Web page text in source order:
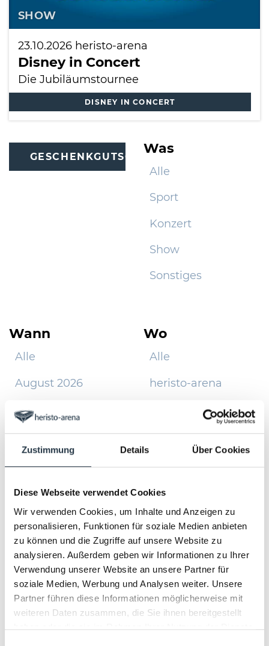
Zustimmung Details Über Cookies
Diese Webseite verwendet Cookies
Wir verwenden Cookies, um Inhalte und Anzeigen zu
personalisieren, Funktionen für soziale Medien anbieten
zu können und die Zugriffe auf unsere Website zu
analysieren. Außerdem geben wir Informationen zu Ihrer
Verwendung unserer Website an unsere Partner für
soziale Medien, Werbung und Analysen weiter. Unsere
Partner führen diese Informationen möglicherweise mit
weiteren Daten zusammen, die Sie ihnen bereitgestellt
haben oder die sie im Rahmen Ihrer Nutzung der Dienste
SHOW
23.10.2026 heristo-arena
Disney in Concert
Die Jubiläumstournee
DISNEY IN CONCERT
GESCHENKGUTSCHEINE
Was
Alle
Sport
Konzert
Show
Sonstiges
Wann
Alle
August 2026
September 2026
Oktober 2026
Januar 2027
Februar 2027
April 2027
Juni 2027
Oktober 2027
November 2027
Wo
Alle
heristo-arena
heristo-convention